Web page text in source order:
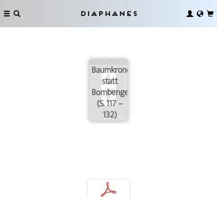
Diaphanes
Baumkronenwissen
statt
Bombengegrübel
(S. 117 –
132)
p